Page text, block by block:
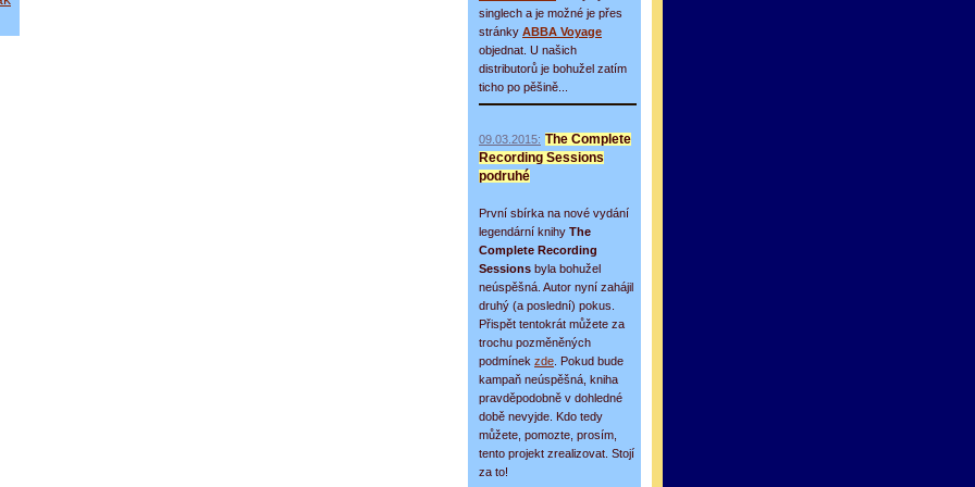
singlech a je možné je přes
stránky ABBA Voyage
objednat. U našich
distributorů je bohužel zatím
ticho po pěšině...
09.03.2015: The Complete
Recording Sessions
podruhé
První sbírka na nové vydání
legendární knihy The
Complete Recording
Sessions byla bohužel
neúspěšná. Autor nyní zahájil
druhý (a poslední) pokus.
Přispět tentokrát můžete za
trochu pozměněných
podmínek zde . Pokud bude
kampaň neúspěšná, kniha
pravděpodobně v dohledné
době nevyjde. Kdo tedy
můžete, pomozte, prosím,
tento projekt zrealizovat. Stojí
za to!